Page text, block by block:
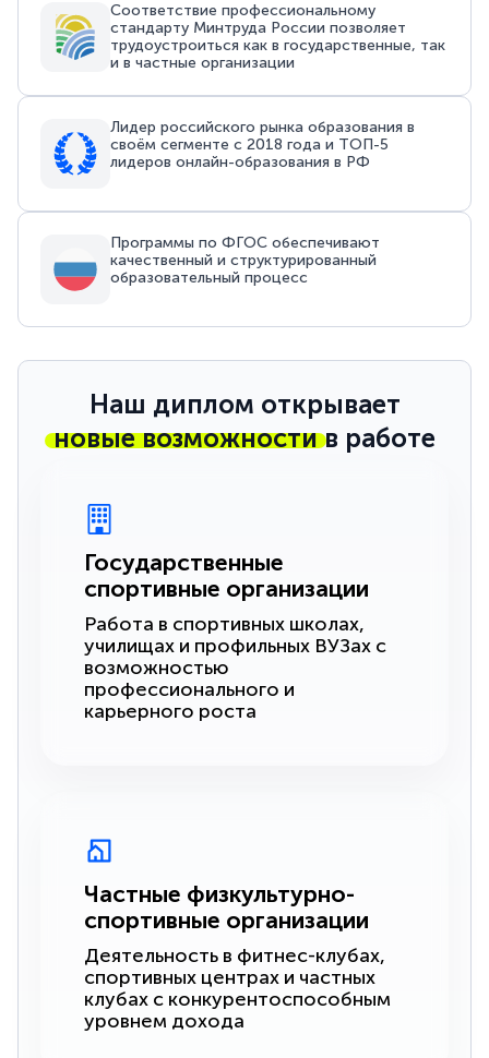
Соответствие профессиональному
стандарту Минтруда России позволяет
трудоустроиться как в государственные, так
и в частные организации
Лидер российского рынка образования в
своём сегменте с 2018 года и ТОП-5
лидеров онлайн-образования в РФ
Программы по ФГОС обеспечивают
качественный и структурированный
образовательный процесс
Наш диплом открывает
новые возможностив работе
Государственные
спортивные организации
Работа в спортивных школах,
училищах и профильных ВУЗах с
возможностью
профессионального и
карьерного роста
Частные физкультурно-
спортивные организации
Деятельность в фитнес-клубах,
спортивных центрах и частных
клубах с конкурентоспособным
уровнем дохода